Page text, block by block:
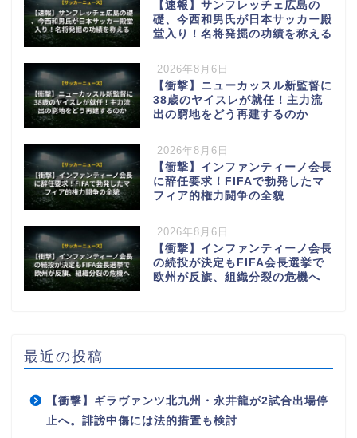
【速報】サンフレッチェ広島の
礎、今西和男氏が日本サッカー殿
堂入り！名将発掘の功績を称える
2026年8月6日
【衝撃】ニューカッスル新監督に
38歳のヤイスレが就任！主力流
出の窮地をどう再建するのか
2026年8月6日
【衝撃】インファンティーノ会長
に辞任要求！FIFAで勃発したマ
フィア的権力闘争の全貌
2026年8月6日
【衝撃】インファンティーノ会長
の続投が決定もFIFA会長選挙で
欧州が反旗、組織分裂の危機へ
最近の投稿
【衝撃】ギラヴァンツ北九州・永井龍が2試合出場停
止へ。誹謗中傷には法的措置も検討